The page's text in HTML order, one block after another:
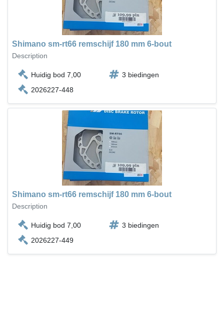
Shimano sm-rt66 remschijf 180 mm 6-bout
Description
Huidig bod 7,00
3 biedingen
2026227-448
Shimano sm-rt66 remschijf 180 mm 6-bout
Description
Huidig bod 7,00
3 biedingen
2026227-449